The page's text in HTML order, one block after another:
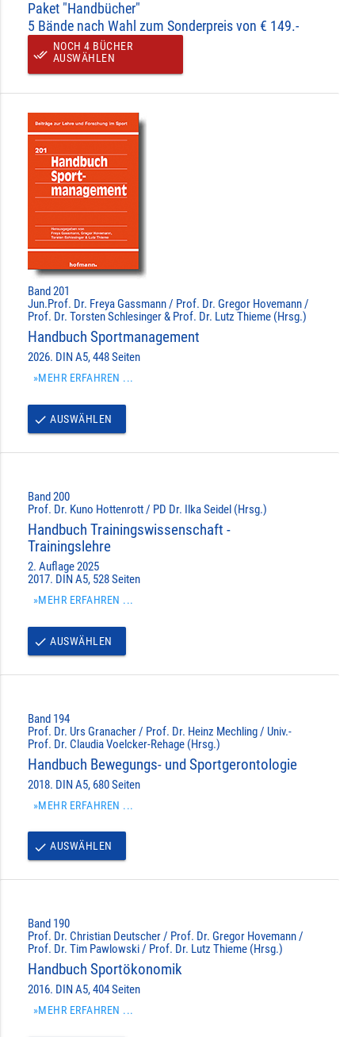
Paket "Handbücher"
5 Bände nach Wahl zum Sonderpreis von € 149.-
done_all
NOCH 4 BÜCHER
AUSWÄHLEN
Band 201
Jun.Prof. Dr. Freya Gassmann / Prof. Dr. Gregor Hovemann /
Prof. Dr. Torsten Schlesinger & Prof. Dr. Lutz Thieme (Hrsg.)
Handbuch Sportmanagement
2026. DIN A5, 448 Seiten
»MEHR ERFAHREN ...
done AUSWÄHLEN
Band 200
Prof. Dr. Kuno Hottenrott / PD Dr. Ilka Seidel (Hrsg.)
Handbuch Trainingswissenschaft -
Trainingslehre
2. Auflage 2025
2017. DIN A5, 528 Seiten
»MEHR ERFAHREN ...
done AUSWÄHLEN
Band 194
Prof. Dr. Urs Granacher / Prof. Dr. Heinz Mechling / Univ.-
Prof. Dr. Claudia Voelcker-Rehage (Hrsg.)
Handbuch Bewegungs- und Sportgerontologie
2018. DIN A5, 680 Seiten
»MEHR ERFAHREN ...
done AUSWÄHLEN
Band 190
Prof. Dr. Christian Deutscher / Prof. Dr. Gregor Hovemann /
Prof. Dr. Tim Pawlowski / Prof. Dr. Lutz Thieme (Hrsg.)
Handbuch Sportökonomik
2016. DIN A5, 404 Seiten
»MEHR ERFAHREN ...